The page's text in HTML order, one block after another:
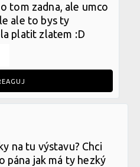
tom zadna, ale umco
ale to bys ty
platit zlatem :D
na tu výstavu? Chci
pána jak má ty hezký